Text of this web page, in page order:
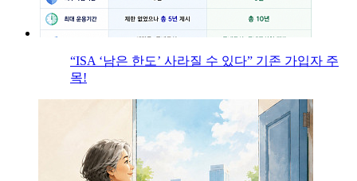
“ISA ‘남은 한도’ 사라질 수 있다” 기존 가입자 주
목!